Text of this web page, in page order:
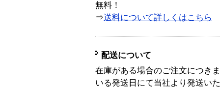
無料！
⇒送料について詳しくはこちら
配送について
在庫がある場合のご注文につき
いる発送日にて当社より発送い